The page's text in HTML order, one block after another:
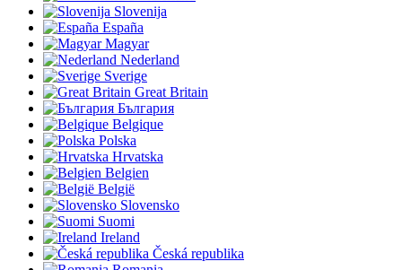
Slovenija
España
Magyar
Nederland
Sverige
Great Britain
България
Belgique
Polska
Hrvatska
Belgien
België
Slovensko
Suomi
Ireland
Česká republika